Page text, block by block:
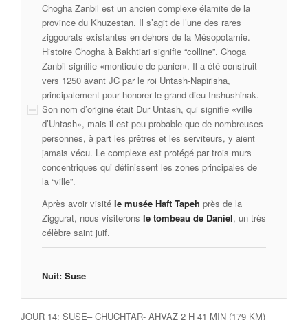
Chogha Zanbil est un ancien complexe élamite de la
province du Khuzestan. Il s’agit de l’une des rares
ziggourats existantes en dehors de la Mésopotamie.
Histoire Chogha à Bakhtiari signifie “colline”. Choga
Zanbil signifie «monticule de panier». Il a été construit
vers 1250 avant JC par le roi Untash-Napirisha,
principalement pour honorer le grand dieu Inshushinak.
Son nom d’origine était Dur Untash, qui signifie «ville
d’Untash», mais il est peu probable que de nombreuses
personnes, à part les prêtres et les serviteurs, y aient
jamais vécu. Le complexe est protégé par trois murs
concentriques qui définissent les zones principales de
la “ville”.
Après avoir visité le musée Haft Tapeh près de la
Ziggurat, nous visiterons le tombeau de Daniel, un très
célèbre saint juif.
Nuit: Suse
JOUR 14: SUSE– CHUCHTAR- AHVAZ 2 H 41 MIN (179 KM)